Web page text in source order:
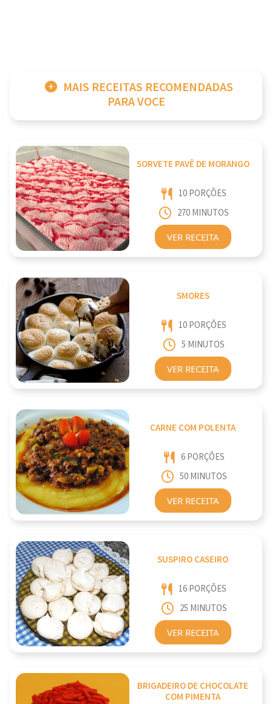
MAIS RECEITAS RECOMENDADAS
PARA VOCE
SORVETE PAVÊ DE MORANGO
10 PORÇÕES
270 MINUTOS
VER RECEITA
SMORES
10 PORÇÕES
5 MINUTOS
VER RECEITA
CARNE COM POLENTA
6 PORÇÕES
50 MINUTOS
VER RECEITA
SUSPIRO CASEIRO
16 PORÇÕES
25 MINUTOS
VER RECEITA
BRIGADEIRO DE CHOCOLATE
COM PIMENTA